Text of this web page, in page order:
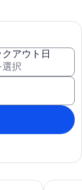
アウト日
1890s cottage
Farm